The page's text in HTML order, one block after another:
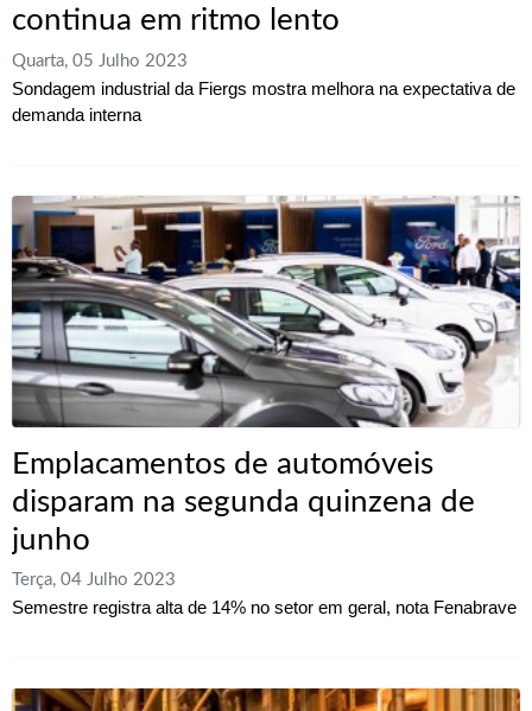
continua em ritmo lento
Quarta, 05 Julho 2023
Sondagem industrial da Fiergs mostra melhora na expectativa de
demanda interna
Emplacamentos de automóveis
disparam na segunda quinzena de
junho
Terça, 04 Julho 2023
Semestre registra alta de 14% no setor em geral, nota Fenabrave